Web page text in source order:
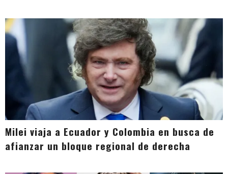
Milei viaja a Ecuador y Colombia en busca de
afianzar un bloque regional de derecha